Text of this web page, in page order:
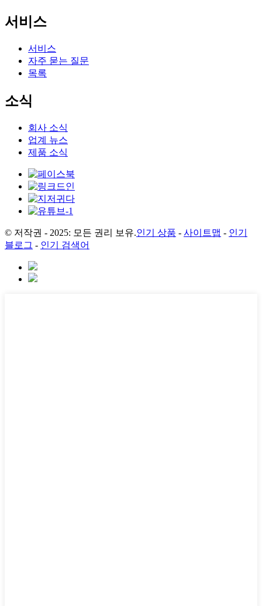
서비스
서비스
자주 묻는 질문
목록
소식
회사 소식
업계 뉴스
제품 소식
© 저작권 - 2025: 모든 권리 보유.인기 상품 - 사이트맵 - 인기
블로그 - 인기 검색어